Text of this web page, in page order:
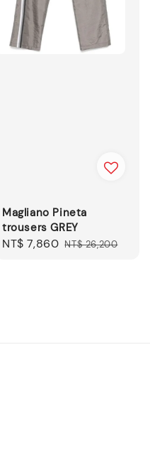
Magliano Pineta
trousers GREY
Sale
NT$ 7,860 Regular
NT$ 26,200